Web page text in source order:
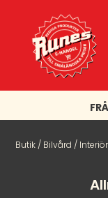
Butik / Bilvård /